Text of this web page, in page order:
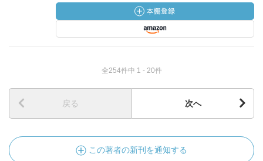
全254件中 1 - 20件
戻る 次へ
この著者の新刊を通知する